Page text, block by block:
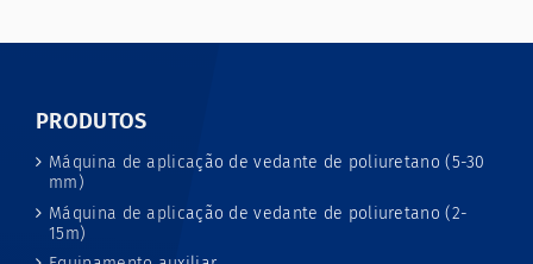
PRODUTOS
Máquina de aplicação de vedante de poliuretano (5-30
mm)
Máquina de aplicação de vedante de poliuretano (2-
15m)